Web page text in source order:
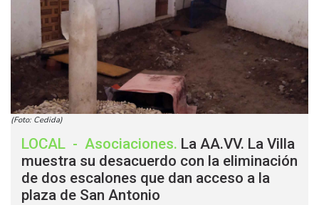
(Foto: Cedida)
LOCAL - Asociaciones. La AA.VV. La Villa
muestra su desacuerdo con la eliminación
de dos escalones que dan acceso a la
plaza de San Antonio